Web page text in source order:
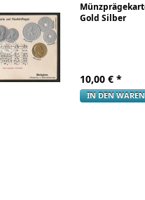
Gold Silber
10,00 € *
IN DEN